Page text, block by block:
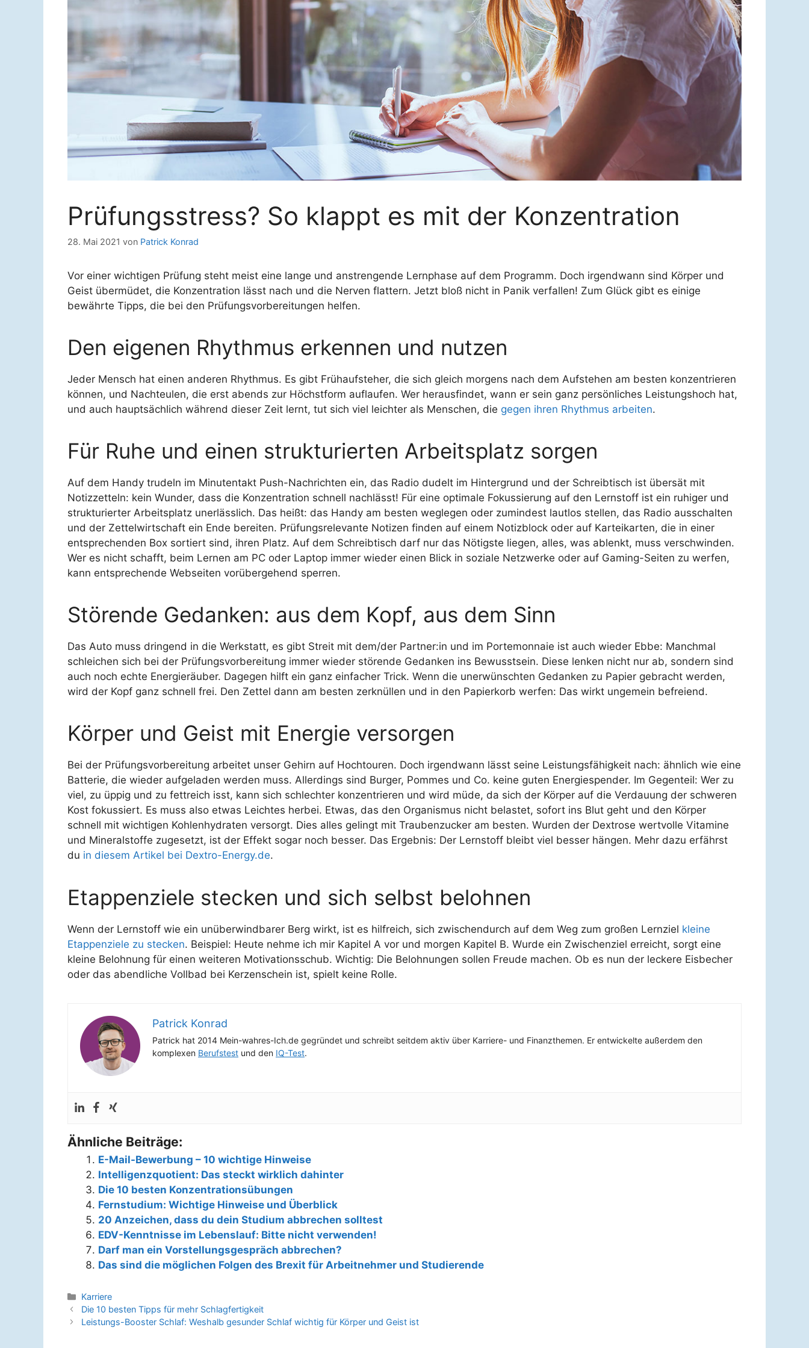
Prüfungsstress? So klappt es mit der Konzentration
28. Mai 2021 von Patrick Konrad
Vor einer wichtigen Prüfung steht meist eine lange und anstrengende Lernphase auf dem Programm. Doch irgendwann sind Körper und
Geist übermüdet, die Konzentration lässt nach und die Nerven flattern. Jetzt bloß nicht in Panik verfallen! Zum Glück gibt es einige
bewährte Tipps, die bei den Prüfungsvorbereitungen helfen.
Den eigenen Rhythmus erkennen und nutzen
Jeder Mensch hat einen anderen Rhythmus. Es gibt Frühaufsteher, die sich gleich morgens nach dem Aufstehen am besten konzentrieren
können, und Nachteulen, die erst abends zur Höchstform auflaufen. Wer herausfindet, wann er sein ganz persönliches Leistungshoch hat,
und auch hauptsächlich während dieser Zeit lernt, tut sich viel leichter als Menschen, die gegen ihren Rhythmus arbeiten.
Für Ruhe und einen strukturierten Arbeitsplatz sorgen
Auf dem Handy trudeln im Minutentakt Push-Nachrichten ein, das Radio dudelt im Hintergrund und der Schreibtisch ist übersät mit
Notizzetteln: kein Wunder, dass die Konzentration schnell nachlässt! Für eine optimale Fokussierung auf den Lernstoff ist ein ruhiger und
strukturierter Arbeitsplatz unerlässlich. Das heißt: das Handy am besten weglegen oder zumindest lautlos stellen, das Radio ausschalten
und der Zettelwirtschaft ein Ende bereiten. Prüfungsrelevante Notizen finden auf einem Notizblock oder auf Karteikarten, die in einer
entsprechenden Box sortiert sind, ihren Platz. Auf dem Schreibtisch darf nur das Nötigste liegen, alles, was ablenkt, muss verschwinden.
Wer es nicht schafft, beim Lernen am PC oder Laptop immer wieder einen Blick in soziale Netzwerke oder auf Gaming-Seiten zu werfen,
kann entsprechende Webseiten vorübergehend sperren.
Störende Gedanken: aus dem Kopf, aus dem Sinn
Das Auto muss dringend in die Werkstatt, es gibt Streit mit dem/der Partner:in und im Portemonnaie ist auch wieder Ebbe: Manchmal
schleichen sich bei der Prüfungsvorbereitung immer wieder störende Gedanken ins Bewusstsein. Diese lenken nicht nur ab, sondern sind
auch noch echte Energieräuber. Dagegen hilft ein ganz einfacher Trick. Wenn die unerwünschten Gedanken zu Papier gebracht werden,
wird der Kopf ganz schnell frei. Den Zettel dann am besten zerknüllen und in den Papierkorb werfen: Das wirkt ungemein befreiend.
Körper und Geist mit Energie versorgen
Bei der Prüfungsvorbereitung arbeitet unser Gehirn auf Hochtouren. Doch irgendwann lässt seine Leistungsfähigkeit nach: ähnlich wie eine
Batterie, die wieder aufgeladen werden muss. Allerdings sind Burger, Pommes und Co. keine guten Energiespender. Im Gegenteil: Wer zu
viel, zu üppig und zu fettreich isst, kann sich schlechter konzentrieren und wird müde, da sich der Körper auf die Verdauung der schweren
Kost fokussiert. Es muss also etwas Leichtes herbei. Etwas, das den Organismus nicht belastet, sofort ins Blut geht und den Körper
schnell mit wichtigen Kohlenhydraten versorgt. Dies alles gelingt mit Traubenzucker am besten. Wurden der Dextrose wertvolle Vitamine
und Mineralstoffe zugesetzt, ist der Effekt sogar noch besser. Das Ergebnis: Der Lernstoff bleibt viel besser hängen. Mehr dazu erfährst
du in diesem Artikel bei Dextro-Energy.de.
Etappenziele stecken und sich selbst belohnen
Wenn der Lernstoff wie ein unüberwindbarer Berg wirkt, ist es hilfreich, sich zwischendurch auf dem Weg zum großen Lernziel kleine
Etappenziele zu stecken. Beispiel: Heute nehme ich mir Kapitel A vor und morgen Kapitel B. Wurde ein Zwischenziel erreicht, sorgt eine
kleine Belohnung für einen weiteren Motivationsschub. Wichtig: Die Belohnungen sollen Freude machen. Ob es nun der leckere Eisbecher
oder das abendliche Vollbad bei Kerzenschein ist, spielt keine Rolle.
Patrick Konrad
Patrick hat 2014 Mein-wahres-Ich.de gegründet und schreibt seitdem aktiv über Karriere- und Finanzthemen. Er entwickelte außerdem den
komplexen Berufstest und den IQ-Test.
Ähnliche Beiträge:
E-Mail-Bewerbung – 10 wichtige Hinweise
Intelligenzquotient: Das steckt wirklich dahinter
Die 10 besten Konzentrationsübungen
Fernstudium: Wichtige Hinweise und Überblick
20 Anzeichen, dass du dein Studium abbrechen solltest
EDV-Kenntnisse im Lebenslauf: Bitte nicht verwenden!
Darf man ein Vorstellungsgespräch abbrechen?
Das sind die möglichen Folgen des Brexit für Arbeitnehmer und Studierende
Kategorien
Karriere
Beitrags-
Navigation
Die 10 besten Tipps für mehr Schlagfertigkeit
Leistungs-Booster Schlaf: Weshalb gesunder Schlaf wichtig für Körper und Geist ist